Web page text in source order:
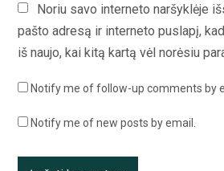
Noriu savo interneto naršyklėje
pašto adresą ir interneto puslapį,
iš naujo, kai kitą kartą vėl norėsiu
Notify me of follow-up comments by
Notify me of new posts by email.